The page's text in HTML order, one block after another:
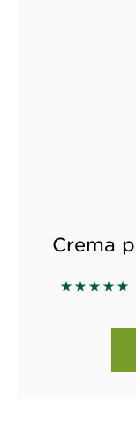
Crema
5 out of 5